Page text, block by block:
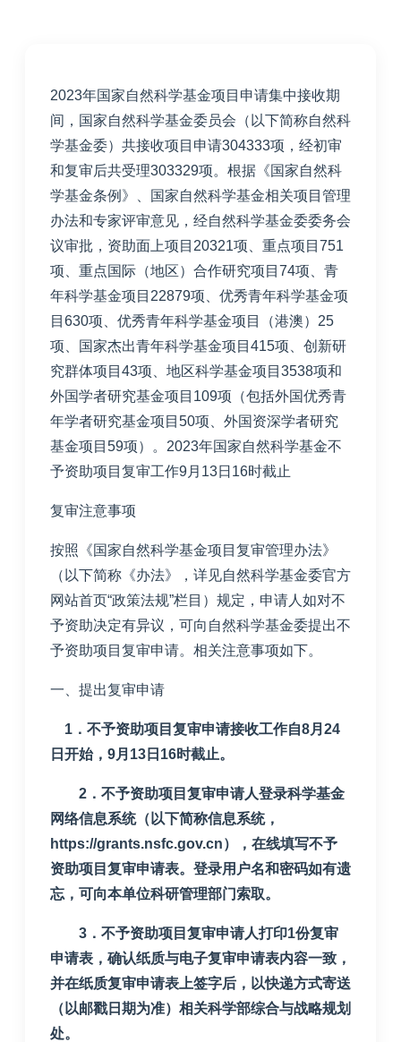
2023年国家自然科学基金项目申请集中接收期
间，国家自然科学基金委员会（以下简称自然科
学基金委）共接收项目申请304333项，经初审
和复审后共受理303329项。根据《国家自然科
学基金条例》、国家自然科学基金相关项目管理
办法和专家评审意见，经自然科学基金委委务会
议审批，资助面上项目20321项、重点项目751
项、重点国际（地区）合作研究项目74项、青
年科学基金项目22879项、优秀青年科学基金项
目630项、优秀青年科学基金项目（港澳）25
项、国家杰出青年科学基金项目415项、创新研
究群体项目43项、地区科学基金项目3538项和
外国学者研究基金项目109项（包括外国优秀青
年学者研究基金项目50项、外国资深学者研究
基金项目59项）。2023年国家自然科学基金不
予资助项目复审工作9月13日16时截止
复审注意事项
按照《国家自然科学基金项目复审管理办法》
（以下简称《办法》，详见自然科学基金委官方
网站首页“政策法规”栏目）规定，申请人如对不
予资助决定有异议，可向自然科学基金委提出不
予资助项目复审申请。相关注意事项如下。
一、提出复审申请
1．不予资助项目复审申请接收工作自8月24
日开始，9月13日16时截止。
2．不予资助项目复审申请人登录科学基金
网络信息系统（以下简称信息系统，
https://grants.nsfc.gov.cn），在线填写不予
资助项目复审申请表。登录用户名和密码如有遗
忘，可向本单位科研管理部门索取。
3．不予资助项目复审申请人打印1份复审
申请表，确认纸质与电子复审申请表内容一致，
并在纸质复审申请表上签字后，以快递方式寄送
（以邮戳日期为准）相关科学部综合与战略规划
处。